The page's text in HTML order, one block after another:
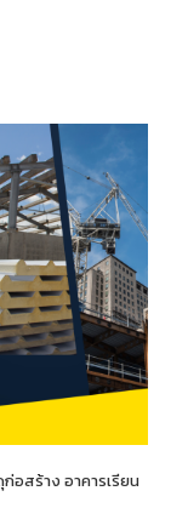
อสร้าง อาคารเรียน